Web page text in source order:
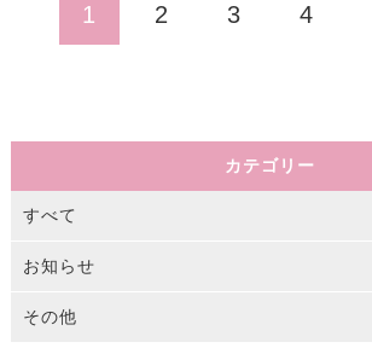
1 2 3 4
カテゴリー
すべて
お知らせ
その他